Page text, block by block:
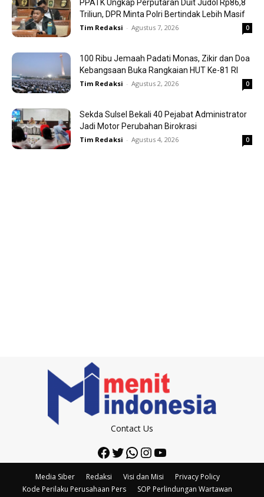
PPATK Ungkap Perputaran Duit Judol Rp86,8
Triliun, DPR Minta Polri Bertindak Lebih Masif
Tim Redaksi - Agustus 7, 2026 0
100 Ribu Jemaah Padati Monas, Zikir dan Doa
Kebangsaan Buka Rangkaian HUT Ke-81 RI
Tim Redaksi - Agustus 2, 2026 0
Sekda Sulsel Bekali 40 Pejabat Administrator
Jadi Motor Perubahan Birokrasi
Tim Redaksi - Agustus 4, 2026 0
Contact Us
Facebook
Twitter
WhatsApp
Instagram
YouTube
Media Siber Redaksi Visi dan Misi
Privacy Policy
Kode Perilaku Perusahaan Pers
SOP Perlindungan Wartawan